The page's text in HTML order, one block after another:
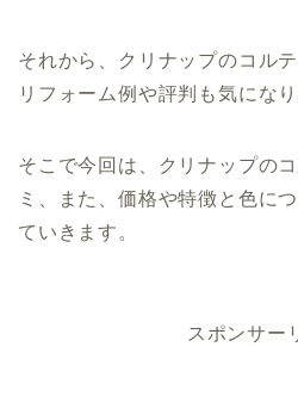
それから、クリナップのコル
リフォーム例や評判も気になり
そこで今回は、クリナップの
ミ、また、価格や特徴と色に
ていきます。
スポンサー